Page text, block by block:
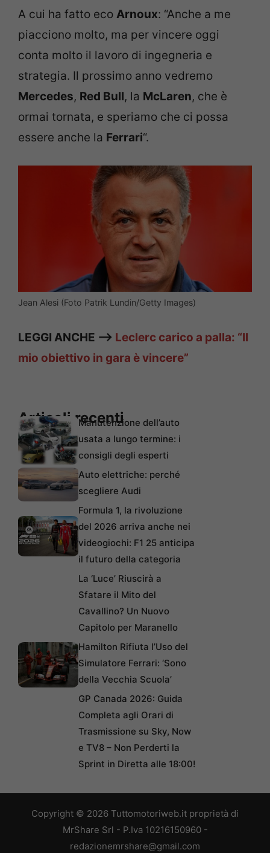
A cui ha fatto eco Arnoux: “Anche a me
piacciono molto, ma per vincere oggi
conta molto il lavoro di ingegneria e
strategia. Il prossimo anno vedremo
Mercedes, Red Bull, la McLaren, che è
ormai tornata, e speriamo che ci possa
essere anche la Ferrari“.
Jean Alesi (Foto Patrik Lundin/Getty Images)
LEGGI ANCHE —> Leclerc carico a palla: “Il
mio obiettivo in gara è vincere”
Articoli recentiManutenzione dell’auto
usata a lungo termine: i
consigli degli esperti
Auto elettriche: perché
scegliere Audi
Formula 1, la rivoluzione
del 2026 arriva anche nei
videogiochi: F1 25 anticipa
il futuro della categoria
La ‘Luce’ Riuscirà a
Sfatare il Mito del
Cavallino? Un Nuovo
Capitolo per Maranello
Hamilton Rifiuta l’Uso del
Simulatore Ferrari: ‘Sono
della Vecchia Scuola’
GP Canada 2026: Guida
Completa agli Orari di
Trasmissione su Sky, Now
e TV8 – Non Perderti la
Sprint in Diretta alle 18:00!
Copyright © 2026 Tuttomotoriweb.it proprietà di
MrShare Srl - P.Iva 10216150960 -
redazionemrshare@gmail.com